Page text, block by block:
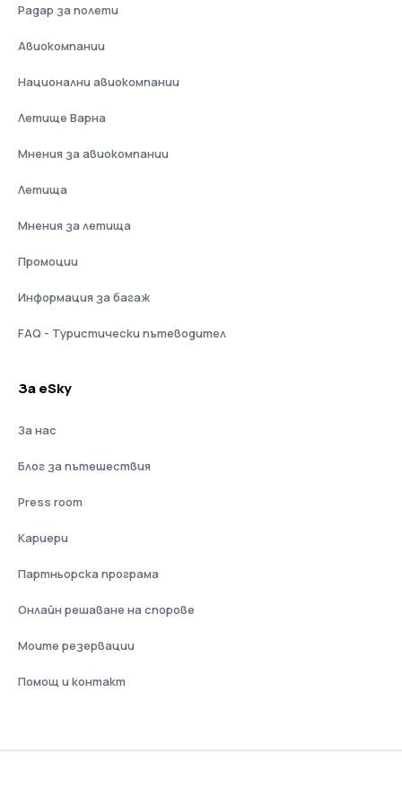
Радар за полети
Авиокомпании
Национални авиокомпании
Летище Варна
Мнения за авиокомпании
Летища
Мнения за летища
Промоции
Информация за багаж
FAQ - Туристически пътеводител
За eSky
За нас
Блог за пътешествия
Press room
Кариери
Партньорска програма
Онлайн решаване на спорове
Моите резервации
Помощ и контакт